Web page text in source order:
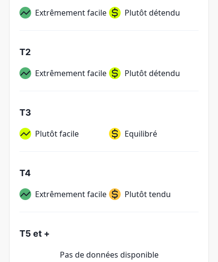
Extrêmement facile Plutôt détendu
T2
Extrêmement facile Plutôt détendu
T3
Plutôt facile Equilibré
T4
Extrêmement facile Plutôt tendu
T5 et +
Pas de données disponible